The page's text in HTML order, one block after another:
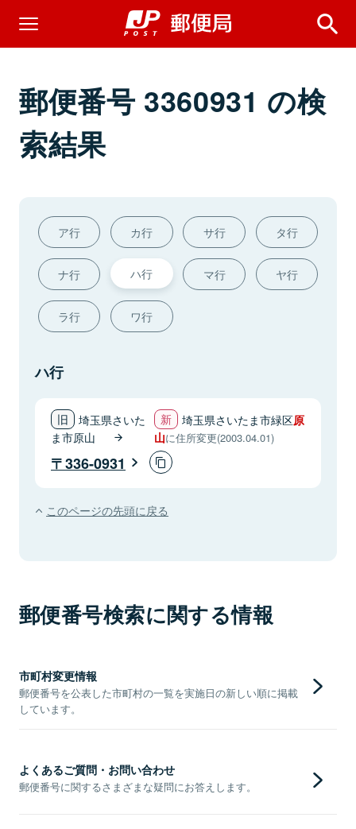
郵便番号 3360931 の検
索結果
ア行 カ行 サ行 タ行
ナ行 ハ行 マ行 ヤ行
ラ行 ワ行
ハ行
埼玉県さいた
ま市原山
埼玉県さいたま市緑区原
山に住所変更(2003.04.01)
336-0931
このページの先頭に戻る
郵便番号検索に関する情報
市町村変更情報
郵便番号を公表した市町村の一覧を実施日の新しい順に掲載
しています。
よくあるご質問・お問い合わせ
郵便番号に関するさまざまな疑問にお答えします。